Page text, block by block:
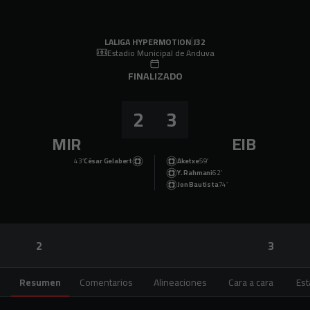
LALIGA HYPERMOTION|J32
Estadio Municipal de Anduva
FINALIZADO
MIR
2 3
EIB
43’César Gelabert 59’
Aketxe
62’
Y. Rahmani
74’
Jon Bautista
2 3
Resumen Comentarios Alineaciones Cara a cara